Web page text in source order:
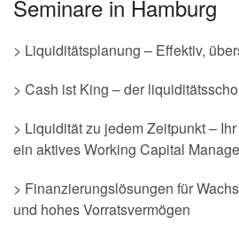
Seminare in Hamburg
> Liquiditätsplanung – Effektiv,
> Cash ist King – der
> Liquidität zu jedem Zeitpunkt –
ein aktives Working Capital
> Finanzierungslösungen für
und hohes Vorratsvermögen